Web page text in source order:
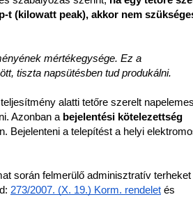
t (kilowatt peak), akkor nem
mértékegysége. Ez a
tiszta napsütésben tud produkálni.
alatti tetőre szerelt napelemes
Azonban a bejelentési kötelezettség
Bejelenteni a telepítést a helyi
során felmerülő adminisztratív terheket
273/2007. (X. 19.) Korm. rendelet és